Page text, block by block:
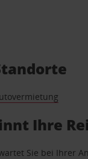
Ihre
Sie bei Ihrer